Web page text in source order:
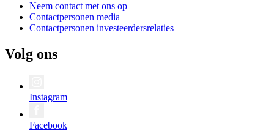
Neem contact met ons op
Contactpersonen media
Contactpersonen investeerdersrelaties
Volg ons
Instagram
Facebook